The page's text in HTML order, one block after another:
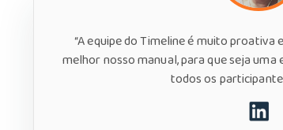
“A equipe do Timeline é muito
melhor nosso manual, para que seja
todos os